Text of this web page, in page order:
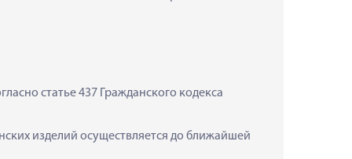
статье 437 Гражданского кодекса
изделий осуществляется до ближайшей